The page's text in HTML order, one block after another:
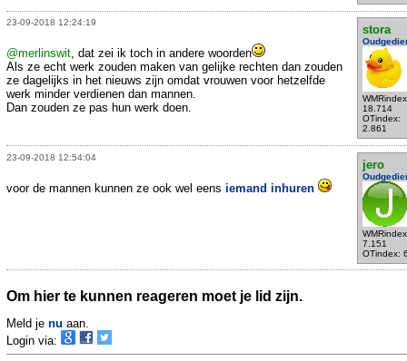
23-09-2018 12:24:19
stora
18.714
OTindex:
2.861
@merlinswit, dat zei ik toch in andere woorden
Als ze echt werk zouden maken van gelijke rechten dan zouden
ze dagelijks in het nieuws zijn omdat vrouwen voor hetzelfde
werk minder verdienen dan mannen.
Dan zouden ze pas hun werk doen.
23-09-2018 12:54:04
jero
7.151
OTindex:
voor de mannen kunnen ze ook wel eens iemand inhuren
Om hier te kunnen reageren moet je lid zijn.
Meld je nu aan.
Login via: